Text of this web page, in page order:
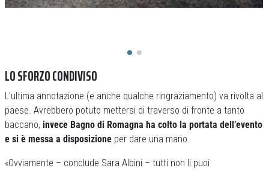
LO SFORZO CONDIVISO
L’ultima annotazione (e anche qualche ringraziamento) va rivolta al
paese. Avrebbero potuto mettersi di traverso di fronte a tanto
baccano, invece Bagno di Romagna ha colto la portata dell’evento
e si è messa a disposizione per dare una mano.
«Ovviamente – conclude Sara Albini – tutti non li puoi